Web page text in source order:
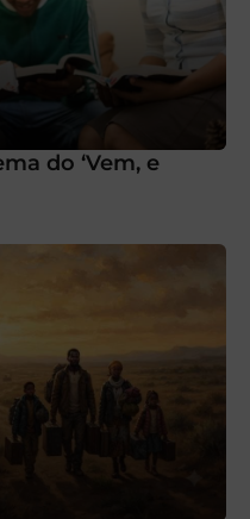
do ‘Vem, e